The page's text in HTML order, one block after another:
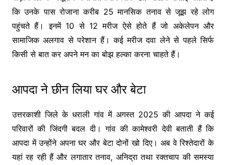
कि उनके पास रोजाना करीब 25 मानसिक तनाव से जूझ रहे लोग
पहुंचते हैं। इनमें 10 से 12 मरीज ऐसे होते हैं जो अकेलेपन और
सामाजिक अलगाव से परेशान हैं। कई मरीज दवा लेने से पहले सिर्फ
किसी से बात कर अपने मन का बोझ हल्का करना चाहते हैं।
आपदा ने छीन लिया घर और बेटा
उत्तरकाशी जिले के धराली गांव में अगस्त 2025 की आपदा ने कई
परिवारों की जिंदगी बदल दी। गांव की कामेश्वरी देवी बताती हैं कि
आपदा में उन्होंने अपना घर और बेटा दोनों खो दिए। अब वे रिश्तेदारों के
यहां रह रही हैं और लगातार तनाव, अनिद्रा तथा रक्तचाप की समस्या